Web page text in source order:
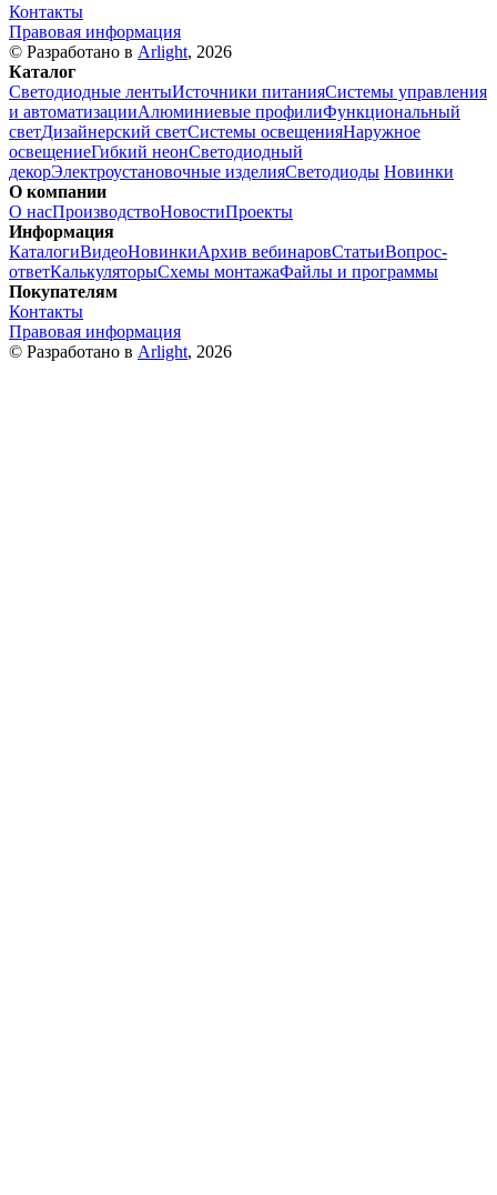
Контакты
Правовая информация
© Разработано в Arlight, 2026
Каталог
Светодиодные лентыИсточники питанияСистемы управления
и автоматизацииАлюминиевые профилиФункциональный
светДизайнерский светСистемы освещенияНаружное
освещениеГибкий неонСветодиодный
декорЭлектроустановочные изделияСветодиоды Новинки
О компании
О насПроизводствоНовостиПроекты
Информация
КаталогиВидеоНовинкиАрхив вебинаровСтатьиВопрос-
ответКалькуляторыСхемы монтажаФайлы и программы
Покупателям
Контакты
Правовая информация
© Разработано в Arlight, 2026